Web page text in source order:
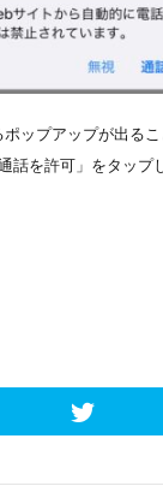
ップアップが出る
話を許可」をタップ